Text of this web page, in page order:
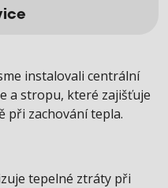
instalovali centrální
a stropu, které zajišťuje
při zachování tepla.
tepelné ztráty při